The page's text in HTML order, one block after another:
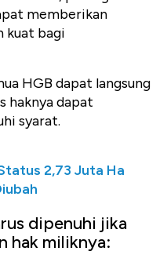
memberikan
kuat bagi
HGB dapat langsung
haknya dapat
syarat.
2,73 Juta Ha
dipenuhi jika
hak miliknya: